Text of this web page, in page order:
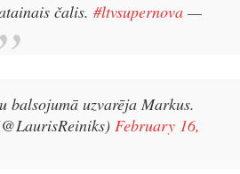
čalis. #ltvsupernova —
balsojumā uzvarēja Markus.
February 16,